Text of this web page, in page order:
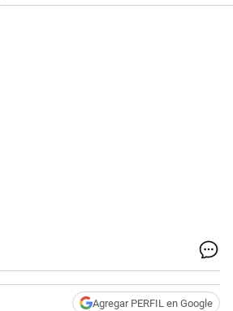
Agregar PERFIL en Google